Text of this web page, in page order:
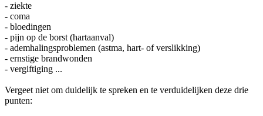
- ziekte
- coma
- bloedingen
- pijn op de borst (hartaanval)
- ademhalingsproblemen (astma, hart- of verslikking)
- ernstige brandwonden
- vergiftiging ...
Vergeet niet om duidelijk te spreken en te verduidelijken deze drie
punten: